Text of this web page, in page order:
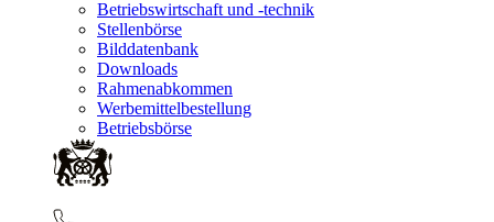
Betriebswirtschaft und -technik
Stellenbörse
Bilddatenbank
Downloads
Rahmenabkommen
Werbemittelbestellung
Betriebsbörse